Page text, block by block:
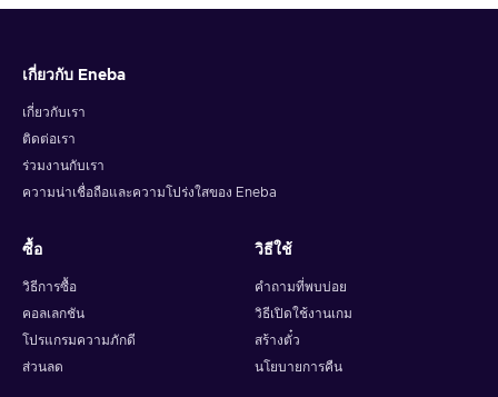
เกี่ยวกับ Eneba
เกี่ยวกับเรา
ติดต่อเรา
ร่วมงานกับเรา
ความน่าเชื่อถือและความโปร่งใสของ Eneba
ซื้อ
วิธีการซื้อ
คอลเลกชัน
โปรแกรมความภักดี
ส่วนลด
วิธีใช้
คำถามที่พบบ่อย
วิธีเปิดใช้งานเกม
สร้างตั๋ว
นโยบายการคืน